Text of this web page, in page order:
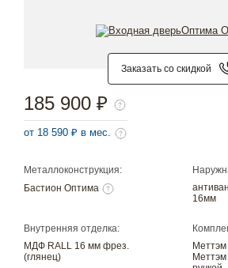
Заказать со скидкой
Металлоконструкция:
Бастион Оптима
16мм
Внутренняя отделка:
МДФ RALL 16 мм фрез.
(глянец)
185 900 ₽
от 18 590 ₽ в мес.